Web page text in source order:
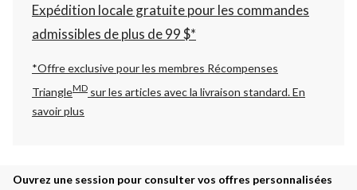
Expédition locale gratuite pour les commandes
admissibles de plus de 99 $*
*Offre exclusive pour les membres Récompenses
TriangleMD sur les articles avec la livraison standard.En
savoir plus
Ouvrez une session pour consulter vos offres personnalisées